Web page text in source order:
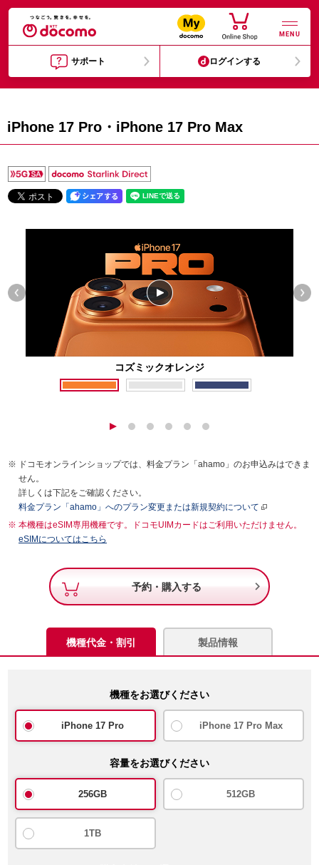
MENU
サポート ログインする
iPhone 17 Pro・iPhone 17 Pro Max
コズミックオレンジ
ドコモオンラインショップでは、料金プラン「ahamo」のお申込みはできま
せん。
詳しくは下記をご確認ください。
料金プラン「ahamo」へのプラン変更または新規契約について
本機種はeSIM専用機種です。ドコモUIMカードはご利用いただけません。
eSIMについてはこちら
予約・購入する 
機種代金・割引 製品情報
機種をお選びください
iPhone 17 Pro iPhone 17 Pro Max
容量をお選びください
256GB 512GB
1TB